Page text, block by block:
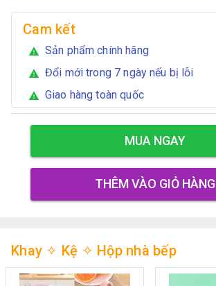
Cam kết
warning Sản phẩm chính hãng
warning Đổi mới trong 7 ngày nếu bị lỗi
warning Giao hàng toàn quốc
MUA NGAY
THÊM VÀO GIỎ HÀNG
Khay ✧ Kệ ✧ Hộp nhà bếp